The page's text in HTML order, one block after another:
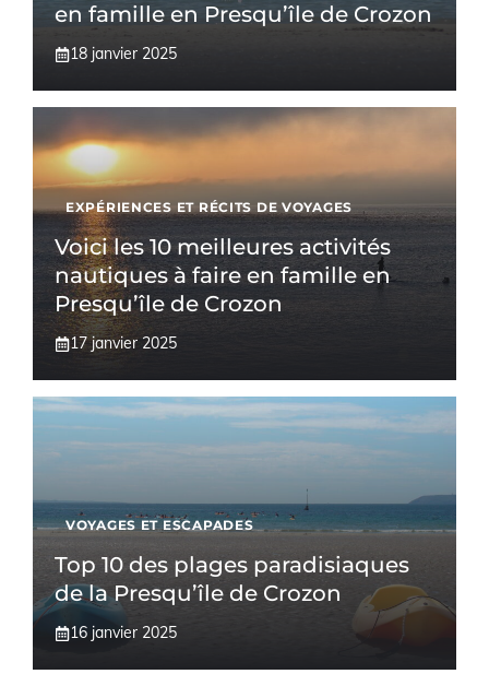
en famille en Presqu’île de Crozon
18 janvier 2025
EXPÉRIENCES ET RÉCITS DE VOYAGES
Voici les 10 meilleures activités
nautiques à faire en famille en
Presqu’île de Crozon
17 janvier 2025
VOYAGES ET ESCAPADES
Top 10 des plages paradisiaques
de la Presqu’île de Crozon
16 janvier 2025